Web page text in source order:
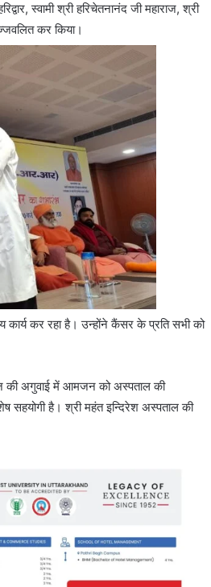
स्वामी श्री हरिचेतनानंद जी महाराज, श्री
कर किया।
कर रहा है। उन्होंने कैंसर के प्रति सभी को
की अगुवाई में आमजन को अस्पताल की
सहयोगी है। श्री महंत इन्दिरेश अस्पताल की